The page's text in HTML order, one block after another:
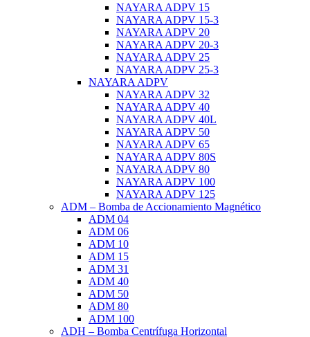
NAYARA ADPV 15
NAYARA ADPV 15-3
NAYARA ADPV 20
NAYARA ADPV 20-3
NAYARA ADPV 25
NAYARA ADPV 25-3
NAYARA ADPV
NAYARA ADPV 32
NAYARA ADPV 40
NAYARA ADPV 40L
NAYARA ADPV 50
NAYARA ADPV 65
NAYARA ADPV 80S
NAYARA ADPV 80
NAYARA ADPV 100
NAYARA ADPV 125
ADM – Bomba de Accionamiento Magnético
ADM 04
ADM 06
ADM 10
ADM 15
ADM 31
ADM 40
ADM 50
ADM 80
ADM 100
ADH – Bomba Centrífuga Horizontal